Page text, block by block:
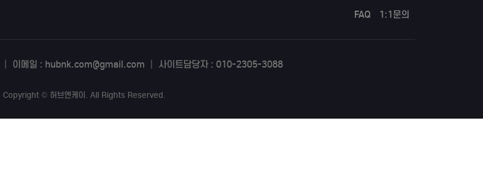
FAQ 1:1문의
이메일 : hubnk.com@gmail.com 사이트담당자 : 010-2305-3088
Copyright © 허브엔케이 . All Rights Reserved.